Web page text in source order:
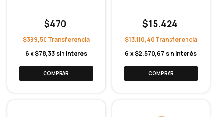
$470
$399,50
6 x$78,33 sin interés
$15.424
$13.110,40
6 x$2.570,67 sin interés